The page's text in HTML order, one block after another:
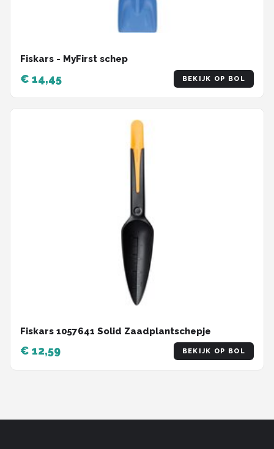
Fiskars - MyFirst schep
€ 14,45 BEKIJK OP BOL
Fiskars 1057641 Solid Zaadplantschepje
€ 12,59 BEKIJK OP BOL